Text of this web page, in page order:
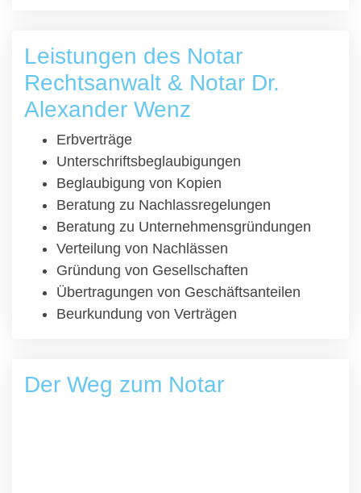
Leistungen des Notar
Rechtsanwalt & Notar Dr.
Alexander Wenz
Erbverträge
Unterschriftsbeglaubigungen
Beglaubigung von Kopien
Beratung zu Nachlassregelungen
Beratung zu Unternehmensgründungen
Verteilung von Nachlässen
Gründung von Gesellschaften
Übertragungen von Geschäftsanteilen
Beurkundung von Verträgen
Der Weg zum Notar